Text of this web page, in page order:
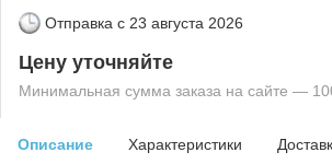
Отправка с 23 августа 2026
Цену уточняйте
Минимальная сумма заказа на сайте —
Описание Характеристики